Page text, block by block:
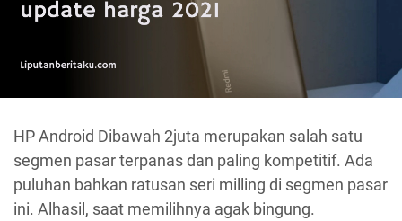
HP Android Dibawah 2juta merupakan salah satu
segmen pasar terpanas dan paling kompetitif. Ada
puluhan bahkan ratusan seri milling di segmen pasar
ini. Alhasil, saat memilihnya agak bingung.